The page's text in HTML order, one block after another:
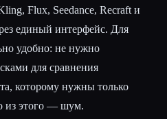
Flux, Seedance, Recraft и
единый интерфейс. Для
удобно: не нужно
для сравнения
которому нужны только
из этого — шум.